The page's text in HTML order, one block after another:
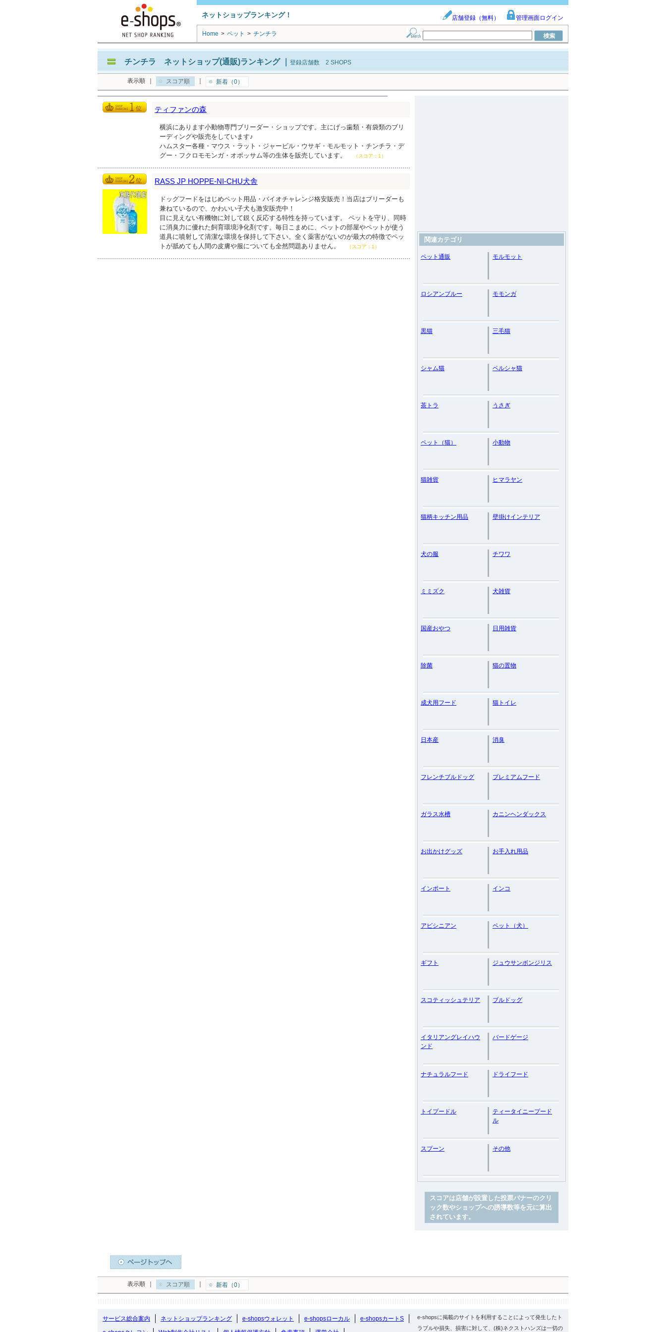
ネットショップランキング！ 店舗登録（無料） 管理画面ログイン
Home > ペット > チンチラ
チンチラ ネットショップ(通販)ランキング｜ 登録店舗数 2 SHOPS
表示順 スコア順 新着（0）
ティファンの森
横浜にあります小動物専門ブリーダー・ショップです。主にげっ歯類・有袋類のブリ
ーディングや販売をしています♪
ハムスター各種・マウス・ラット・ジャービル・ウサギ・モルモット・チンチラ・デ
グー・フクロモモンガ・オポッサム等の生体を販売しています。
（スコア：1）
RASS JP HOPPE-NI-CHU犬舎
ドッグフードをはじめペット用品・バイオチャレンジ格安販売！当店はブリーダーも
兼ねているので、かわいい子犬も激安販売中！
目に見えない有機物に対して鋭く反応する特性を持っています。 ペットを守り、同時
に消臭力に優れた飼育環境浄化剤です。毎日こまめに、ペットの部屋やペットが使う
道具に噴射して清潔な環境を保持して下さい。全く薬害がないのが最大の特徴でペッ
トが舐めても人間の皮膚や服についても全然問題ありません。
（スコア：1）
関連カテゴリ
ペット通販 モルモット
ロシアンブルー モモンガ
黒猫 三毛猫
シャム猫 ペルシャ猫
茶トラ うさぎ
ペット（猫） 小動物
猫雑貨 ヒマラヤン
猫柄キッチン用品 壁掛けインテリア
犬の服 チワワ
ミミズク 犬雑貨
国産おやつ 日用雑貨
除菌 猫の置物
成犬用フード 猫トイレ
日本産 消臭
フレンチブルドッグ プレミアムフード
ガラス水槽 カニンヘンダックス
お出かけグッズ お手入れ用品
インポート インコ
アビシニアン ペット（犬）
ギフト ジュウサンボンジリス
スコティッシュテリア ブルドッグ
イタリアングレイハウ
ンド
バードゲージ
ナチュラルフード ドライフード
トイプードル
ティータイニープード
ル
スプーン その他
スコアは店舗が設置した投票バナーのクリ
ック数やショップへの誘導数等を元に算出
されています。
表示順 スコア順 新着（0）
サービス総合案内 ネットショップランキング e-shopsウォレット e-shopsローカル
e-shopsカートS
e-shopsに掲載のサイトを利用することによって発生したト
ラブルや損失、損害に対して、(株)ネクストハンズは一切の